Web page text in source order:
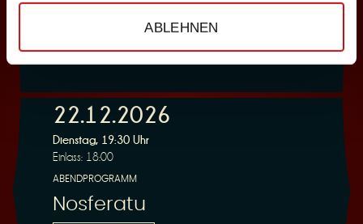
ABLEHNEN
22.12.2026
Dienstag, 19:30 Uhr
Einlass: 18:00
ABENDPROGRAMM
Nosferatu